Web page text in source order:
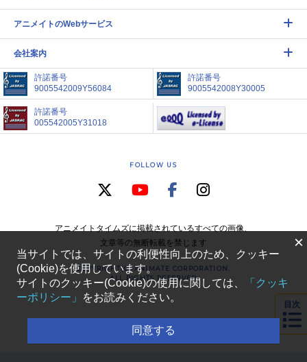
アニメイトのWebサービス
会社案内
許諾番号
9005542009Y56084
許諾番号
9005542008Y30005
許諾番号
005542005Y31018
FOLLOW US
アニメイトタイムズに掲載されているすべての画像、
文章等の無断転載を禁じます
COPYRIGHT(C) ANIMATE CORPORATION.
ALL RIGHTS RESERVED
目次
×
当サイトでは、サイトの利便性向上のため、クッキー
(Cookie)を使用しています。
サイトのクッキー(Cookie)の使用に関しては、
「クッキ
ーポリシー」
をお読みください。
同意する